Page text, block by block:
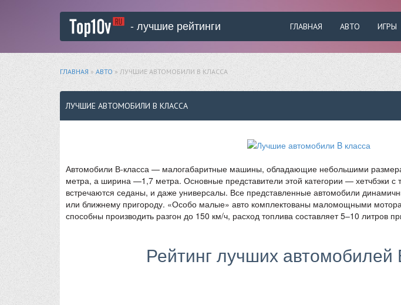
- лучшие рейтинги ГЛАВНАЯ АВТО ИГРЫ
ГЛАВНАЯ»АВТО» ЛУЧШИЕ АВТОМОБИЛИ B КЛАССА
ЛУЧШИЕ АВТОМОБИЛИ B КЛАССА
Автомобили В-класса — малогабаритные машины, обладающие небольшими
метра, а ширина —1,7 метра. Основные представители этой категории — хетчбэки с
встречаются седаны, и даже универсалы. Все представленные автомобили
или ближнему пригороду. «Особо малые» авто комплектованы маломощными
способны производить разгон до 150 км/ч, расход топлива составляет 5–10 литров
Рейтинг лучших автомобилей